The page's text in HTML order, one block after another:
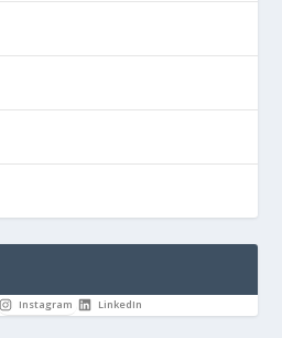
Instagram LinkedIn